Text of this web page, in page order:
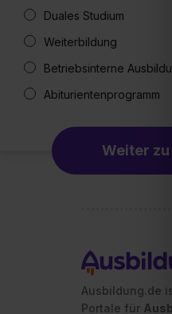
Duales Studium
Weiterbildung
Betriebsinterne
Abiturientenprogramm
Weiter zu
Ausbildung.de
Portale für